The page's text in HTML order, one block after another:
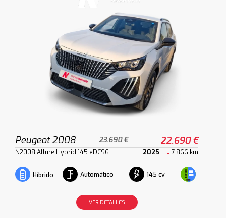
Peugeot 2008 23.690 € 22.690 €
N2008 Allure Hybrid 145 eDCS6 2025 7.866 km
Híbrido Automático 145 cv
VER DETALLES